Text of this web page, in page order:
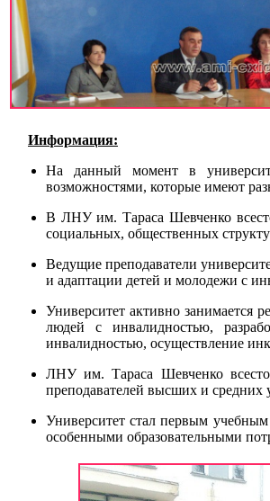
Информация:
На данный момент в
возможностями, которые имеют
В ЛНУ им. Тараса Шевченко
социальных, общественных
Ведущие преподаватели
и адаптации детей и молодежи с
Университет активно занимается
людей с инвалидностью,
инвалидностью, осуществление
ЛНУ им. Тараса Шевченко
преподавателей высших и
Университет стал первым учебным
особенными образовательными